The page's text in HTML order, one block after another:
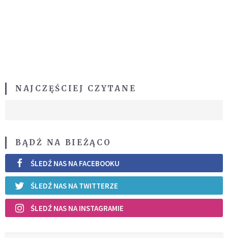
NAJCZĘŚCIEJ CZYTANE
BĄDŹ NA BIEŻĄCO
ŚLEDŹ NAS NA FACEBOOKU
ŚLEDŹ NAS NA TWITTERZE
ŚLEDŹ NAS NA INSTAGRAMIE